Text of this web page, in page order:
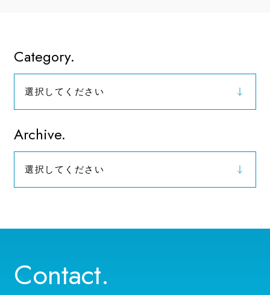
Category.
選択してください
お知らせ
Archive.
選択してください
Contact.